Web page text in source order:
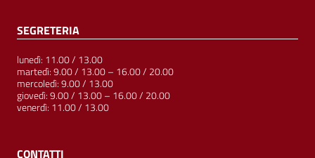
SEGRETERIA
lunedì: 11.00 / 13.00
martedì: 9.00 / 13.00 – 16.00 / 20.00
mercoledì: 9.00 / 13.00
giovedì: 9.00 / 13.00 – 16.00 / 20.00
venerdì: 11.00 / 13.00
CONTATTI